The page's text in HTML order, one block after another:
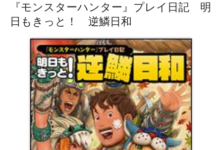
『モンスターハンター』プレイ日記 明
日もきっと！ 逆鱗日和